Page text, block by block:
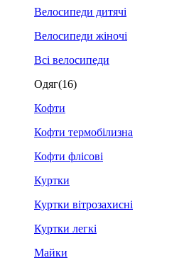
Велосипеди дитячі
Велосипеди жіночі
Всі велосипеди
Одяг(16)
Кофти
Кофти термобілизна
Кофти флісові
Куртки
Куртки вітрозахисні
Куртки легкі
Майки